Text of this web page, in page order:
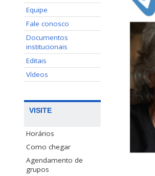
Equipe
Fale conosco
Documentos
institucionais
Editais
Vídeos
VISITE
Horários
Como chegar
Agendamento de
grupos